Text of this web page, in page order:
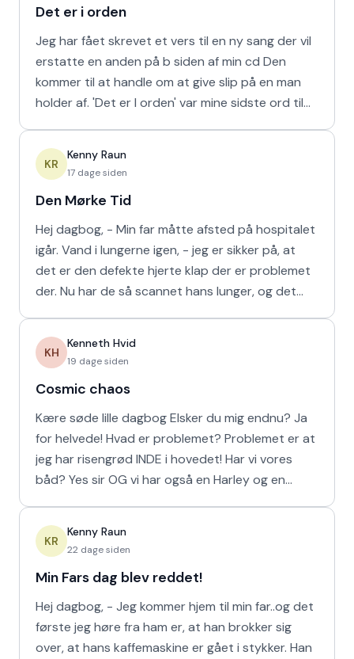
Det er i orden
Jeg har fået skrevet et vers til en ny sang der vil
erstatte en anden på b siden af min cd Den
kommer til at handle om at give slip på en man
holder af. 'Det er I orden' var mine sidste ord til
KR
Kenny Raun
17 dage siden
Den Mørke Tid
Hej dagbog, - Min far måtte afsted på hospitalet
igår. Vand i lungerne igen, - jeg er sikker på, at
det er den defekte hjerte klap der er problemet
der. Nu har de så scannet hans lunger, og det
KH
Kenneth Hvid
19 dage siden
Cosmic chaos
Kære søde lille dagbog Elsker du mig endnu? Ja
for helvede! Hvad er problemet? Problemet er at
jeg har risengrød INDE i hovedet! Har vi vores
båd? Yes sir OG vi har også en Harley og en
KR
Kenny Raun
22 dage siden
Min Fars dag blev reddet!
Hej dagbog, - Jeg kommer hjem til min far..og det
første jeg høre fra ham er, at han brokker sig
over, at hans kaffemaskine er gået i stykker. Han